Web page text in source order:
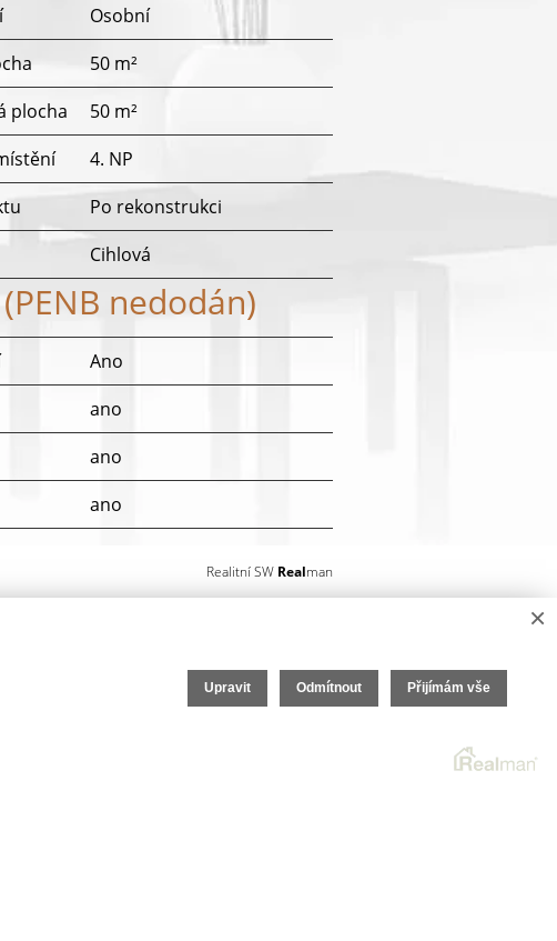
Osobní
50 m²
plocha
50 m²
4. NP
Po rekonstrukci
Cihlová
nedodán)
Ano
ano
ano
ano
Telefon, Internet
Realitní SW Realman
×
Upravit Odmítnout Přijímám vše